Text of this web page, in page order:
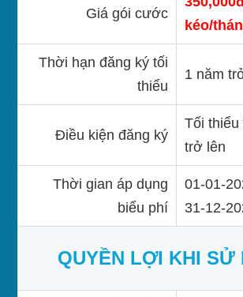
Giá gói cước
kéo/
Thời hạn đăng ký tối
thiểu
1 năm
Điều kiện đăng ký
Tối
trở lên
Thời gian áp dụng
biểu phí
01-01-
31-12-
QUYỀN LỢI KHI SỬ